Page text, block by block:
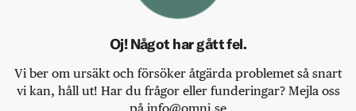
Oj! Något har gått fel.
Vi ber om ursäkt och försöker åtgärda problemet så snart
vi kan, håll ut! Har du frågor eller funderingar? Mejla oss